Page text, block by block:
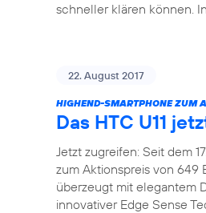
schneller klären können.
22. August 2017
HIGHEND-SMARTPHONE ZUM
Das HTC U11
Jetzt zugreifen: Seit dem
zum Aktionspreis von 649
überzeugt mit elegantem
innovativer Edge Sense